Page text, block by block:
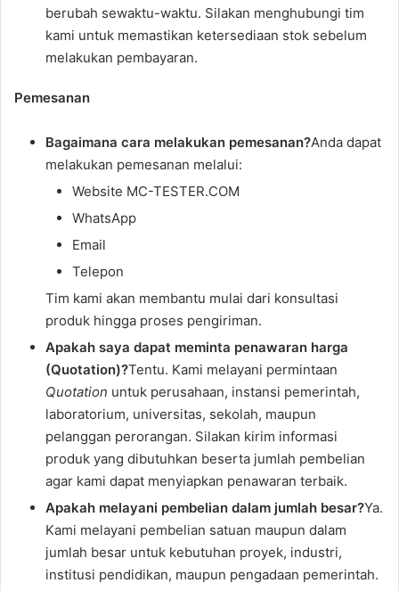
berubah sewaktu-waktu. Silakan menghubungi tim
kami untuk memastikan ketersediaan stok sebelum
melakukan pembayaran.
Pemesanan
Bagaimana cara melakukan pemesanan?Anda dapat
melakukan pemesanan melalui:
Website MC-TESTER.COM
WhatsApp
Email
Telepon
Tim kami akan membantu mulai dari konsultasi
produk hingga proses pengiriman.
Apakah saya dapat meminta penawaran harga
(Quotation)?Tentu. Kami melayani permintaan
Quotation untuk perusahaan, instansi pemerintah,
laboratorium, universitas, sekolah, maupun
pelanggan perorangan. Silakan kirim informasi
produk yang dibutuhkan beserta jumlah pembelian
agar kami dapat menyiapkan penawaran terbaik.
Apakah melayani pembelian dalam jumlah besar?Ya.
Kami melayani pembelian satuan maupun dalam
jumlah besar untuk kebutuhan proyek, industri,
institusi pendidikan, maupun pengadaan pemerintah.